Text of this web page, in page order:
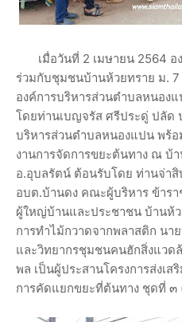
เมื่อวันที่ 2 เมษายน 2564 อ
ร่วมกับชุมชนบ้านห้วยทราย ม.
องค์การบริหารส่วนตำบลหนอง
โดยท่านเบญจรัส ศรีประดู่ ปลัด
บริหารส่วนตำบลหนองแปน พร้
งานการจัดการขยะต้นทาง ณ บ้
อ.อุบลรัตน์ ต้อนรับโดย ท่านจ่า
อบต.บ้านดง คณะผู้บริหาร ข้าร
ผู้ใหญ่บ้านและประชาชน บ้านห้
การทำไม้กวาดจากพลาสติก นา
และวิทยากรชุมชนคนฮักสิ่งแว
พล เป็นผู้ประสานโครงการส่งเ
การคัดแยกขยะที่ต้นทาง ชุดที่ ๓